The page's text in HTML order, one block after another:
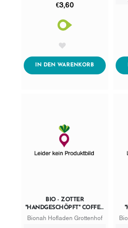
€3,60
IN DEN WARENKORBADDTOCART
BIO - ZOTTER
"HANDGESCHÖPFT" COFFEE
TOFFEE 70G
Bionah Hofladen Grottenhof